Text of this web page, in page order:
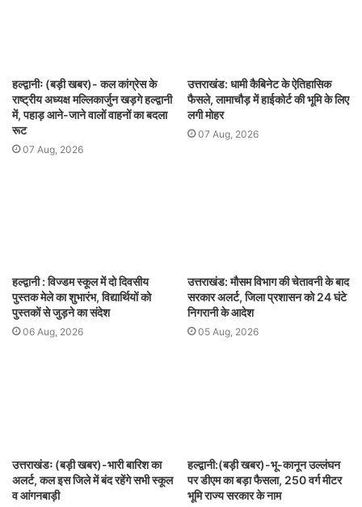
हल्द्वानीः (बड़ी खबर)- कल कांग्रेस के
राष्ट्रीय अध्यक्ष मल्लिकार्जुन खड़गे हल्द्वानी
में, पहाड़ आने-जाने वालों वाहनों का बदला
रूट
07 Aug, 2026
उत्तराखंड: धामी कैबिनेट के ऐतिहासिक
फैसले, लामाचौड़ में हाईकोर्ट की भूमि के लिए
लगी मोहर
07 Aug, 2026
हल्द्वानी : विज्डम स्कूल में दो दिवसीय
पुस्तक मेले का शुभारंभ, विद्यार्थियों को
पुस्तकों से जुड़ने का संदेश
06 Aug, 2026
उत्तराखंड: मौसम विभाग की चेतावनी के बाद
सरकार अलर्ट, जिला प्रशासन को 24 घंटे
निगरानी के आदेश
05 Aug, 2026
उत्तराखंडः (बड़ी खबर)-भारी बारिश का
अलर्ट, कल इस जिले में बंद रहेंगे सभी स्कूल
व आंगनबाड़ी
हल्द्वानी:(बड़ी खबर)-भू-कानून उल्लंघन
पर डीएम का बड़ा फैसला, 250 वर्ग मीटर
भूमि राज्य सरकार के नाम